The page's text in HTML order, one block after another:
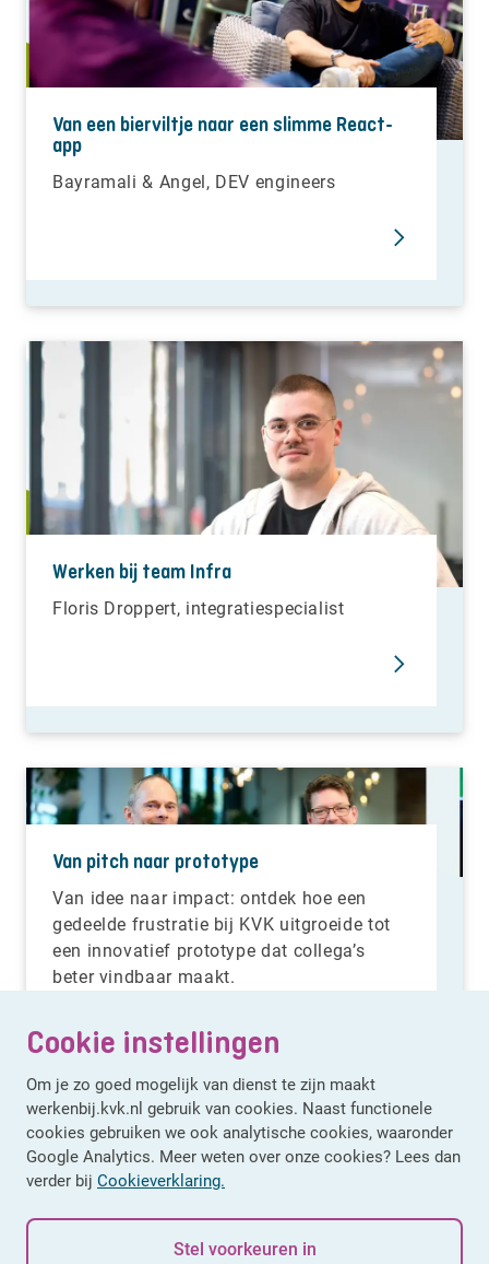
Cookie instellingen
Om je zo goed mogelijk van dienst te zijn maakt
werkenbij.kvk.nl gebruik van cookies. Naast functionele
cookies gebruiken we ook analytische cookies, waaronder
Google Analytics. Meer weten over onze cookies? Lees dan
verder bij Cookieverklaring.
Stel voorkeuren in
Van een bierviltje naar een slimme React-
app
Bayramali & Angel, DEV engineers
Werken bij team Infra
Floris Droppert, integratiespecialist
Van pitch naar prototype
Van idee naar impact: ontdek hoe een
gedeelde frustratie bij KVK uitgroeide tot
een innovatief prototype dat collega’s
beter vindbaar maakt.
Lees meer verhalen